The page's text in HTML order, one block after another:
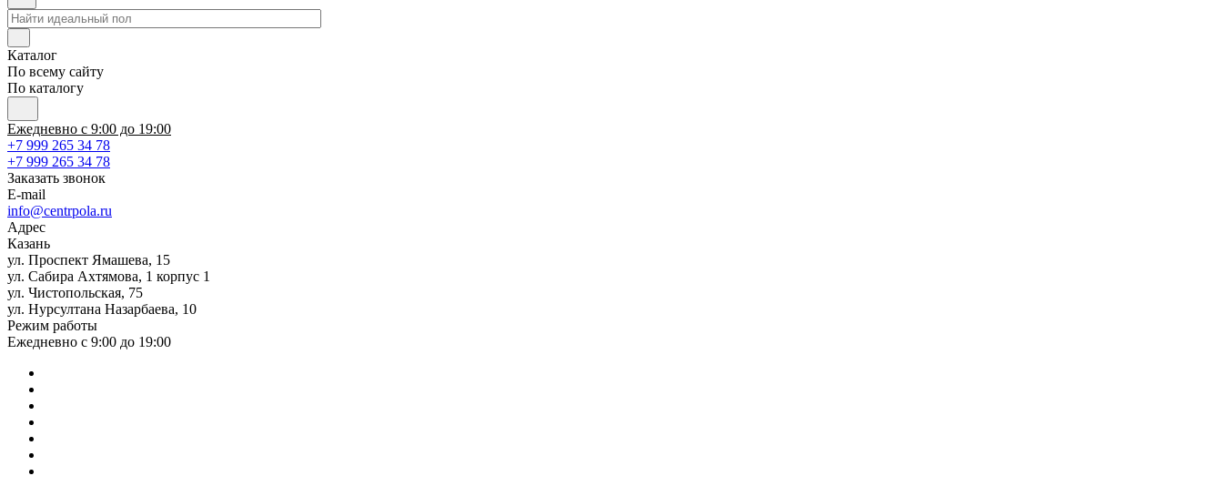
Каталог
По всему сайту
По каталогу
Ежедневно с 9:00 до 19:00
+7 999 265 34 78
+7 999 265 34 78
Заказать звонок
E-mail
info@centrpola.ru
Адрес
Казань
ул. Проспект Ямашева, 15
ул. Сабира Ахтямова, 1 корпус 1
ул. Чистопольская, 75
ул. Нурсултана Назарбаева, 10
Режим работы
Ежедневно с 9:00 до 19:00